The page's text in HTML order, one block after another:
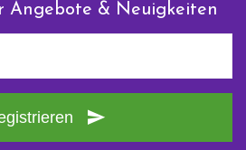
Angebote & Neuigkeiten